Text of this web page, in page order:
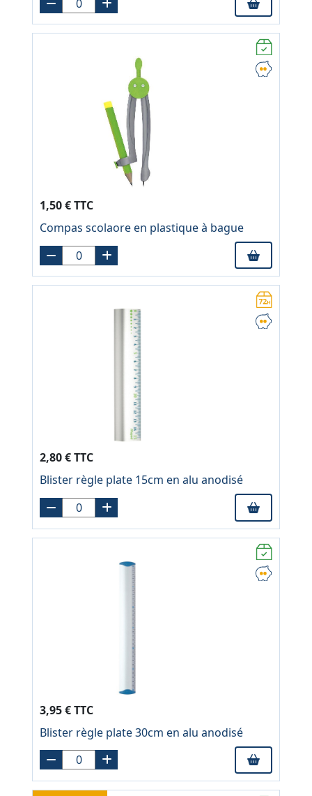
1,50 € TTC
Compas scolaore en plastique à bague
2,80 € TTC
Blister règle plate 15cm en alu anodisé
3,95 € TTC
Blister règle plate 30cm en alu anodisé